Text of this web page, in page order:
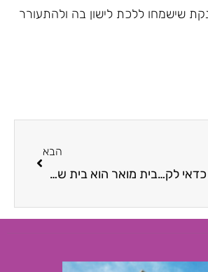
שישמחו ללכת לישון בה ולהתעורר
אילו אביזרים כדאי לקנות לחדר התינוק?
הבא
בית מואר הוא בית שמח: איך מכניסים אור שמש טבעי לבית פרטי?